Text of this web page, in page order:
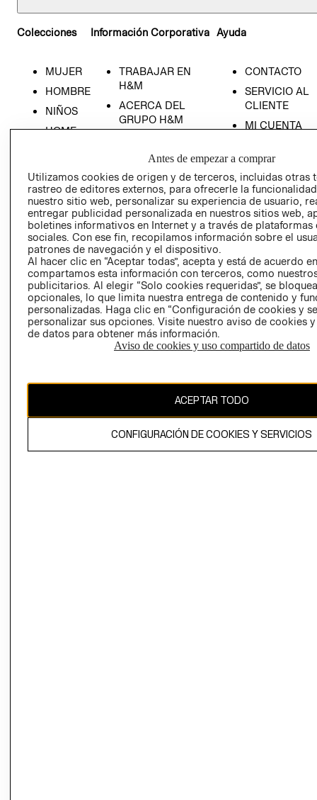
Colecciones
MUJER
HOMBRE
NIÑOS
HOME
Información Corporativa
TRABAJAR EN
H&M
ACERCA DEL
GRUPO H&M
SOCIAL
PRENSA
RELACIÓN CON
INVERSIONISTAS
POLÍTICA
EMPRESARIAL
Ayuda
CONTACTO
SERVICIO AL
CLIENTE
MI CUENTA
TIENDAS
- RETIRO EN
TIENDA
TÉRMINOS Y
CONDICIONES
AVISO DE
PRIVACIDAD
GIFT CARD
AVISO DE
COOKIES
CAMBIAR REGIÓN
Antes de empezar a comprar
Utilizamos cookies de origen y de terceros, incluidas otras
rastreo de editores externos, para ofrecerle la
nuestro sitio web, personalizar su experiencia de usuario,
entregar publicidad personalizada en nuestros sitios web,
boletines informativos en Internet y a través de plataformas
sociales. Con ese fin, recopilamos información sobre el
patrones de navegación y el dispositivo.
Al hacer clic en “Aceptar todas”, acepta y está de acuerdo
compartamos esta información con terceros, como
publicitarios. Al elegir “Solo cookies requeridas”, se
opcionales, lo que limita nuestra entrega de contenido y
personalizadas. Haga clic en “Configuración de cookies y
personalizar sus opciones. Visite nuestro aviso de cookies
de datos para obtener más información.
Aviso de cookies y uso compartido de datos
ACEPTAR TODO
CONFIGURACIÓN DE COOKIES Y SERVICIOS